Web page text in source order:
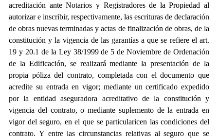
acreditación ante Notarios y Registradores de la Propiedad al
autorizar e inscribir, respectivamente, las escrituras de declaración
de obras nuevas terminadas y actas de finalización de obras, de la
constitución y la vigencia de las garantías a que se refiere el art.
19 y 20.1 de la Ley 38/1999 de 5 de Noviembre de Ordenación
de la Edificación, se realizará mediante la presentación de la
propia póliza del contrato, completada con el documento que
acredite su entrada en vigor; mediante un certificado expedido
por la entidad aseguradora acreditativo de la constitución y
vigencia del contrato, o mediante suplemento de la entrada en
vigor del seguro, en el que se particularicen las condiciones del
contrato. Y entre las circunstancias relativas al seguro que se